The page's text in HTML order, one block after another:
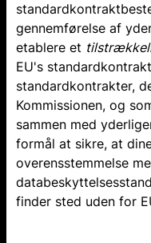
gennemførelse af
etablere et
EU's
standardkontrakter,
Kommissionen, og
sammen med
formål at sikre, at
overensstemmelse
finder sted uden for